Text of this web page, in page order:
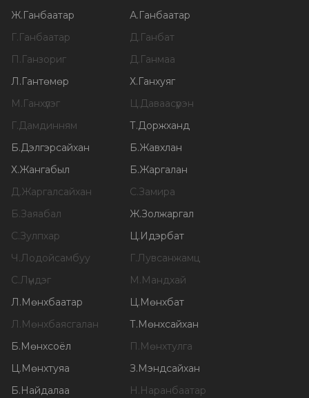
Ж.Ганбаатар А.Ганбаатар
Г.Ганбаатар Д.Ганбат
П.Ганзориг Д.Ганмаа
Л.Гантөмөр Х.Ганхуяг
М.Ганхүлэг Ц.Даваасүрэн
Г.Дамдинням Т.Доржханд
Б.Дэлгэрсайхан Б.Жавхлан
Х.Жангабыл Б.Жаргалан
Д.Жаргалсайхан С.Замира
Б.Заяабал Ж.Золжаргал
С.Зулпхар Ц.Идэрбат
Ч.Лодойсамбуу Г.Лувсанжамц
С.Лүндэг М.Мандхай
Л.Мөнхбаатар Ц.Мөнхбат
Л.Мөнхбаясгалан Т.Мөнхсайхан
Б.Мөнхсоёл П.Мөнхтулга
Ц.Мөнхтуяа З.Мэндсайхан
Б.Найдалаа Н.Наранбаатар